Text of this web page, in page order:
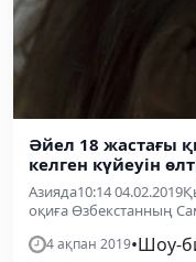
Әйел 18 жастағы
келген күйеуін
Азияда10:14
оқиға Өзбекстанның
4 ақпан 2019•Шоу-